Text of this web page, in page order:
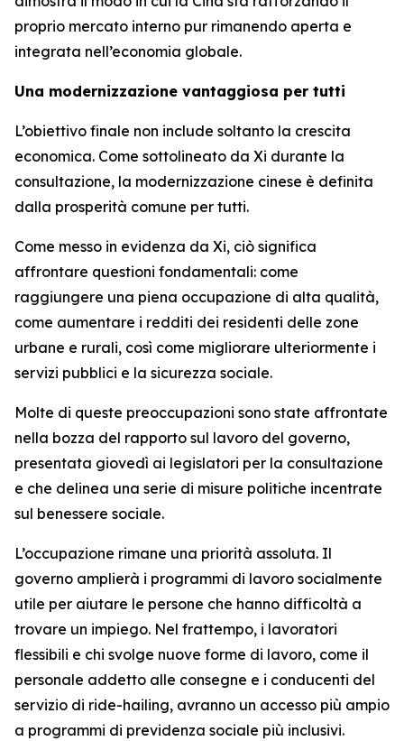
proprio mercato interno pur rimanendo aperta e
integrata nell’economia globale.
Una modernizzazione vantaggiosa per tutti
L’obiettivo finale non include soltanto la crescita
economica. Come sottolineato da Xi durante la
consultazione, la modernizzazione cinese è definita
dalla prosperità comune per tutti.
Come messo in evidenza da Xi, ciò significa
affrontare questioni fondamentali: come
raggiungere una piena occupazione di alta qualità,
come aumentare i redditi dei residenti delle zone
urbane e rurali, così come migliorare ulteriormente i
servizi pubblici e la sicurezza sociale.
Molte di queste preoccupazioni sono state affrontate
nella bozza del rapporto sul lavoro del governo,
presentata giovedì ai legislatori per la consultazione
e che delinea una serie di misure politiche incentrate
sul benessere sociale.
L’occupazione rimane una priorità assoluta. Il
governo amplierà i programmi di lavoro socialmente
utile per aiutare le persone che hanno difficoltà a
trovare un impiego. Nel frattempo, i lavoratori
flessibili e chi svolge nuove forme di lavoro, come il
personale addetto alle consegne e i conducenti del
servizio di ride-hailing, avranno un accesso più ampio
a programmi di previdenza sociale più inclusivi.